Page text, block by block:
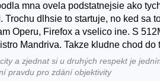
mna ovela podstatnejsie ako
Trochu dlhsie to startuje, no ked sa
Operu, Firefox a vselico ine. S
Mandriva. Takze kludne chod do
a zjednat si u druhých respekt je
pravdu pro zdání objektivity